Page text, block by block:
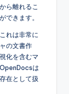
ら離れるこ
できます。
れは非常に
の文書作
化を含むマ
は
在として扱